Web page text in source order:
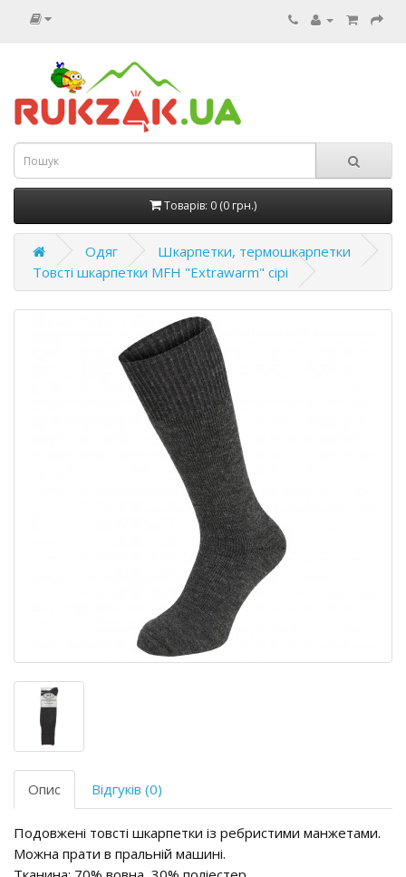
Товарів: 0 (0 грн.)
Одяг
Шкарпетки, термошкарпетки
Товсті шкарпетки MFH "Extrawarm" сірі
Опис Відгуків (0)
Подовжені товсті шкарпетки із ребристими манжетами.
Можна прати в пральній машині.